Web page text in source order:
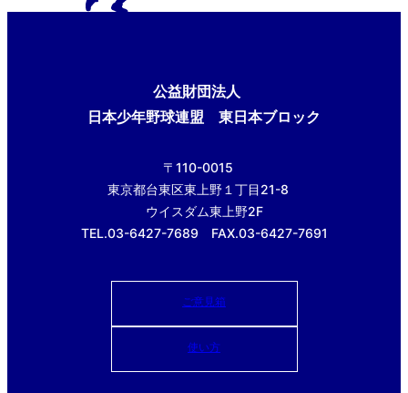
公益財団法人
日本少年野球連盟 東日本ブロック
〒110-0015
東京都台東区東上野１丁目21-8
ウイスダム東上野2F
TEL.03-6427-7689 FAX.03-6427-7691
ご意見箱
使い方